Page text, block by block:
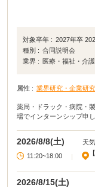
対象卒年 : 2027年卒
種別 : 合同説明会
業界 :
医療・福祉・介護
属性 : 業界研究・企業研
薬局・ドラック・病院・
場でインターンシップ申
2026/8/8(土)
天気
11:20~18:00
2026/8/15(土)